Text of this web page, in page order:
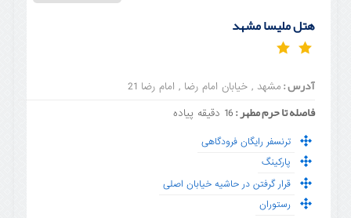
هتل ملیسا مشهد
آدرس : مشهد , خیابان امام رضا , امام رضا 21
فاصله تا حرم مطهر : 16 دقیقه پیاده
ترنسفر رایگان فرودگاهی
پارکینگ
قرار گرفتن در حاشیه خیابان اصلی
رستوران